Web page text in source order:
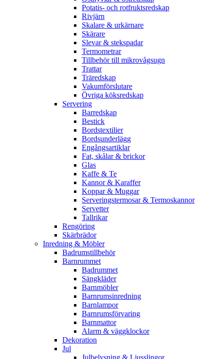
Potatis- och rotfruktsredskap
Rivjärn
Skalare & urkärnare
Skärare
Slevar & stekspadar
Termometrar
Tillbehör till mikrovågsugn
Trattar
Träredskap
Vakumförslutare
Övriga köksredskap
Servering
Barredskap
Bestick
Bordstextilier
Bordsunderlägg
Engångsartiklar
Fat, skålar & brickor
Glas
Kaffe & Te
Kannor & Karaffer
Koppar & Muggar
Serveringstermosar & Termoskannor
Servetter
Tallrikar
Rengöring
Skärbrädor
Inredning & Möbler
Badrumstillbehör
Barnrummet
Badrummet
Sängkläder
Barnmöbler
Barnrumsinredning
Barnlampor
Barnrumsförvaring
Barnmattor
Alarm & väggklockor
Dekoration
Jul
Julbelysning & Ljusslingor